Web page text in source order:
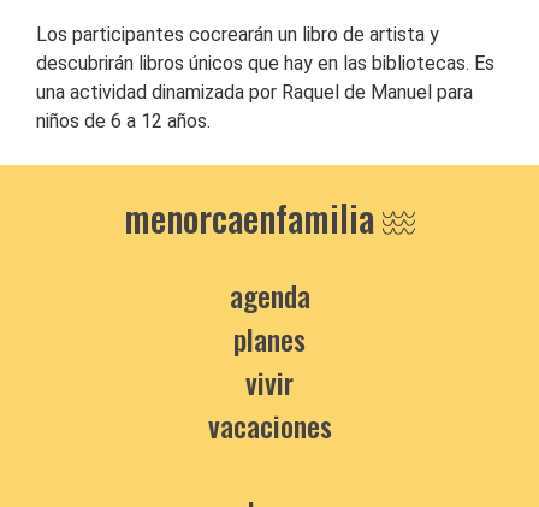
Los participantes cocrearán un libro de artista y
descubrirán libros únicos que hay en las bibliotecas. Es
una actividad dinamizada por Raquel de Manuel para
niños de 6 a 12 años.
menorcaenfamilia
agenda
planes
vivir
vacaciones